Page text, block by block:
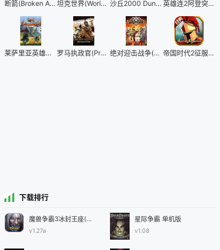
断箭(Broken Arrow) 坦克世界(World of Tanks) 沙丘2000 Dune 2000Long Live the Fighters 英雄连2阿登突击(Company of Heroes 2 - Ardennes Assault)
莱萨里亚英雄之歌(Lessaria Supporter Pack) 罗马执政官(Praetorians - HD Remaster) 绝对迎击战争(Aegis of Earth Protonovus Assault) 帝国时代2征服者中文版
下载排行
魔兽争霸3冰封王座(WarcraftⅢ)
v1.27a
星际争霸 单机版
v1.08